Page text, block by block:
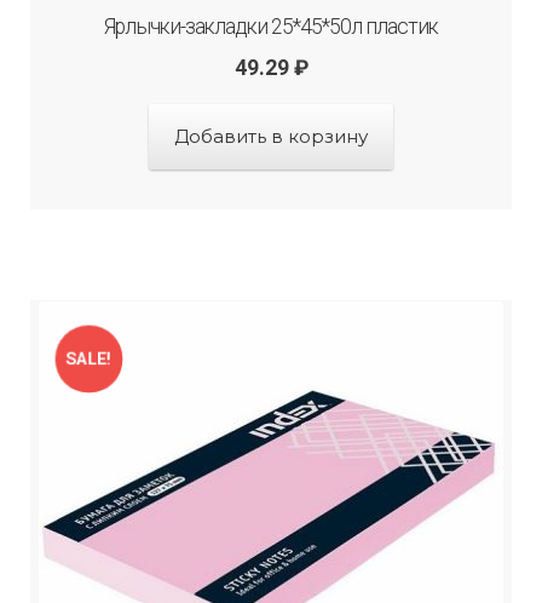
Ярлычки-закладки 25*45*50л пластик
49.29 ₽
Добавить в корзину
SALE!